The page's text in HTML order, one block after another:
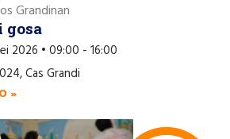
Grandinan
gosa
2026 • 09:00 - 16:00
Cas Grandi
»